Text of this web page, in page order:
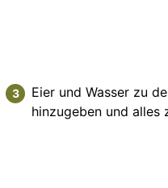
Eier und Wasser zu
hinzugeben und alles